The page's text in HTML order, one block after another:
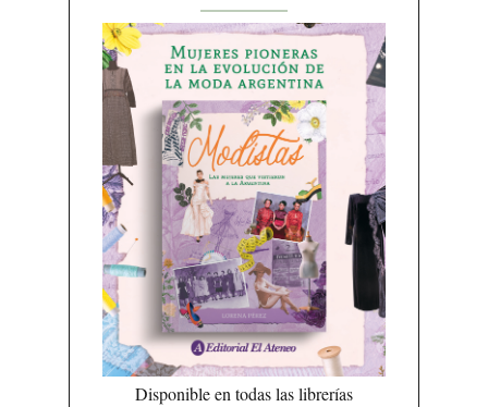
Disponible en todas las librerías